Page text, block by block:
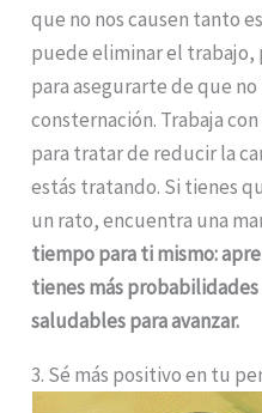
que no nos causen tanto
puede eliminar el trabajo,
para asegurarte de que
consternación. Trabaja
para tratar de reducir la
estás tratando. Si tienes
un rato, encuentra una
tiempo para ti mismo:
tienes más
saludables para avanzar.
3. Sé más positivo en tu